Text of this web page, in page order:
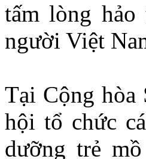
tấm lòng hảo
người Việt
Tại Cộng hòa
hội tổ chức
dưỡng trẻ